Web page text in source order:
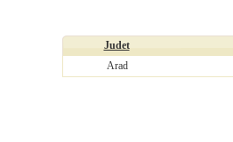
Judet
Arad